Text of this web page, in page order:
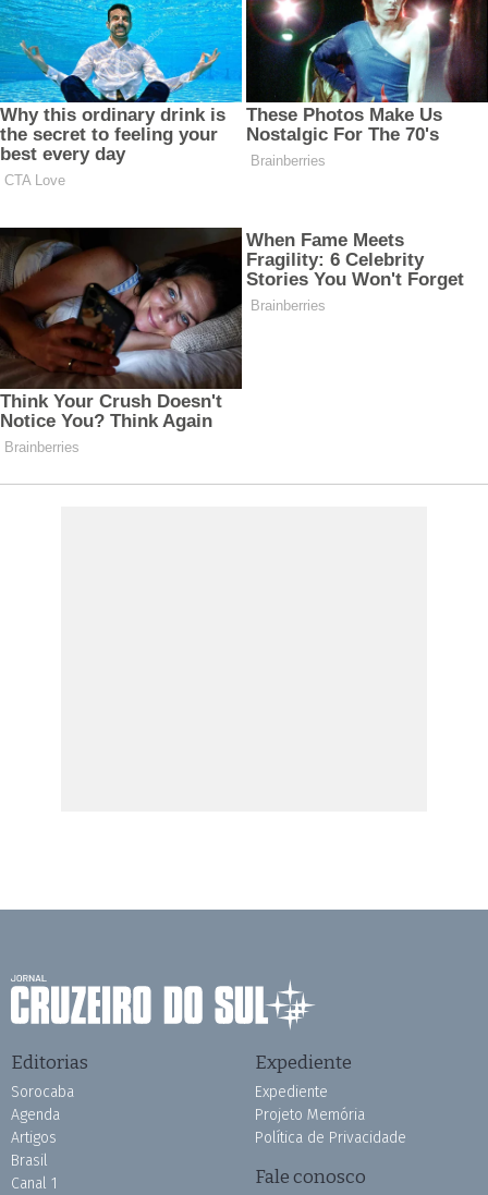
Editorias
Sorocaba
Agenda
Artigos
Brasil
Canal 1
Expediente
Expediente
Projeto Memória
Política de Privacidade
Fale conosco